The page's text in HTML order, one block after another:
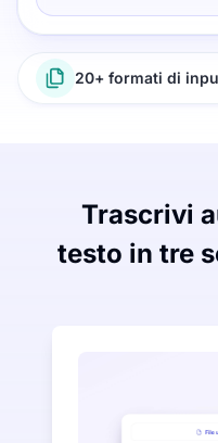
20+ formati di
Trascrivi
testo in tre